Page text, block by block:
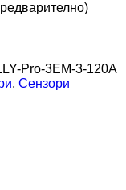
Pro-3EM-3-120A
, Сензори